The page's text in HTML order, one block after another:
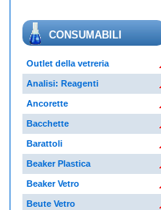
CONSUMABILI
Outlet della vetreria
Analisi: Reagenti
Ancorette
Bacchette
Barattoli
Beaker Plastica
Beaker Vetro
Beute Vetro